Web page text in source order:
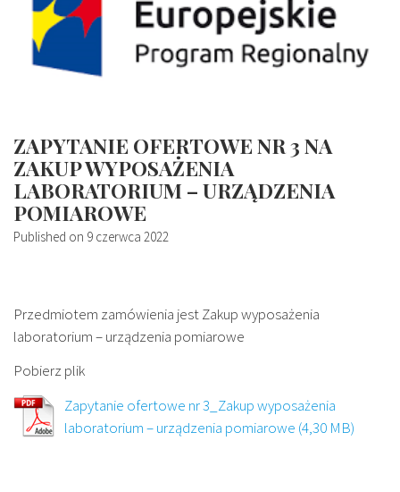
ZAPYTANIE OFERTOWE NR 3 NA
ZAKUP WYPOSAŻENIA
LABORATORIUM – URZĄDZENIA
POMIAROWE
Published on 9 czerwca 2022
Przedmiotem zamówienia jest Zakup wyposażenia
laboratorium – urządzenia pomiarowe
Pobierz plik
Zapytanie ofertowe nr 3_Zakup wyposażenia
laboratorium – urządzenia pomiarowe